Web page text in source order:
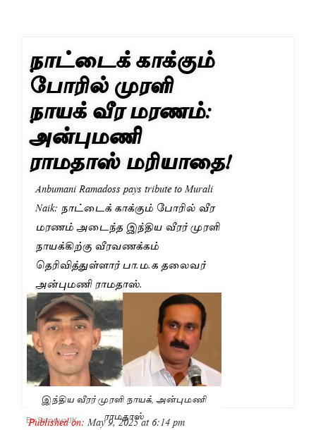
நாட்டைக் காக்கும்
போரில் முரளி
நாயக் வீர மரணம்:
அன்புமணி
ராமதாஸ் மரியாதை!
Anbumani Ramadoss pays tribute to Murali
Naik: நாட்டைக் காக்கும் போரில் வீர
மரணம் அடைந்த இந்திய வீரர் முரளி
நாயக்கிற்கு வீரவணக்கம்
தெரிவித்துள்ளார் பா.ம.க தலைவர்
அன்புமணி ராமதாஸ்.
இந்திய வீரர் முரளி நாயக், அன்புமணி
ராமதாஸ்
By Saranya JK
Published on: May 9, 2025 at 6:14 pm